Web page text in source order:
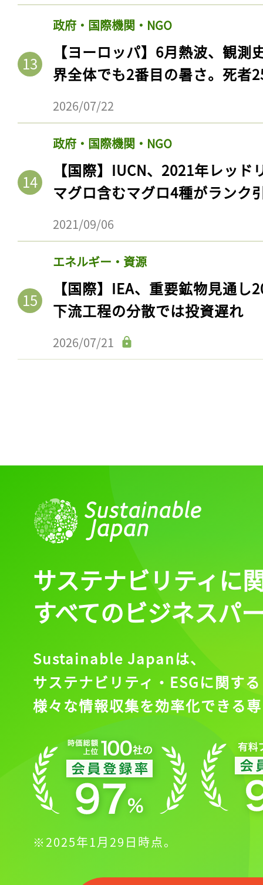
政府・国際機関・NGO
【ヨーロッパ】6月熱波、観
界全体でも2番目の暑さ。死者
2026/07/22
政府・国際機関・NGO
【国際】IUCN、2021年レッ
マグロ含むマグロ4種がランク
2021/09/06
エネルギー・資源
【国際】IEA、重要鉱物見通
下流工程の分散では投資遅れ
2026/07/21
サステナビリティに
すべてのビジネスパ
Sustainable Japanは、
サステナビリティ・ESGに関する
様々な情報収集を効率化できる
※2025年1月29日時点。